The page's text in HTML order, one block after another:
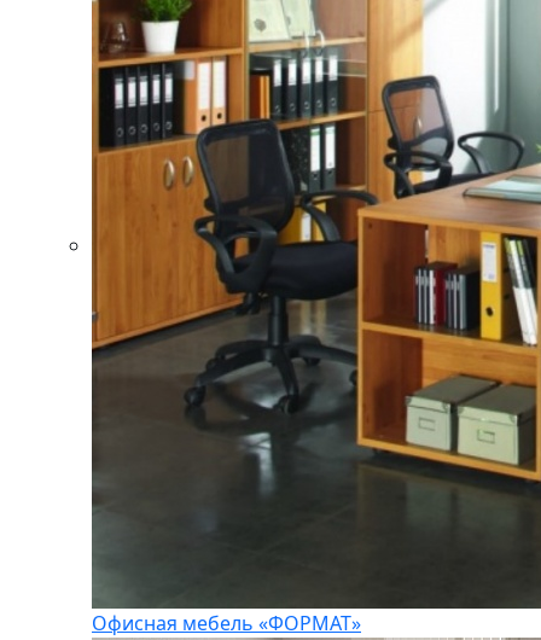
Офисная мебель «ФОРМАТ»